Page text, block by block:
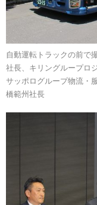
自動運転トラックの前で
社長、キリングループロ
サッポログループ物流・
橋範州社長